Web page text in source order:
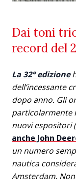
Dai toni
record del
La 32° edizione
dell’incessante
dopo anno. Gli
particolarmente
nuovi espositori (
anche John
un numero
nautica
Amsterdam.